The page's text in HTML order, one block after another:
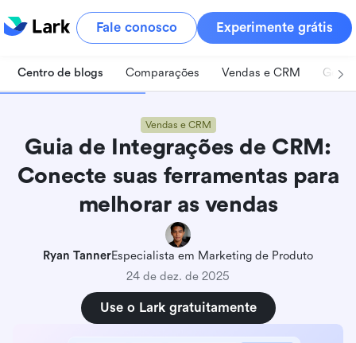
Fale conosco Experimente grátis
Centro de blogs Comparações Vendas e CRM
Vendas e CRM
Guia de Integrações de CRM:
Conecte suas ferramentas para
melhorar as vendas
Ryan TannerEspecialista em Marketing de Produto
24 de dez. de 2025
Use o Lark gratuitamente